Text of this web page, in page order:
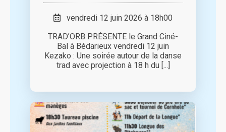
vendredi 12 juin 2026 à 18h00
TRAD’ORB PRÉSENTE le Grand Ciné-
Bal à Bédarieux vendredi 12 juin
Kezako : Une soirée autour de la danse
trad avec projection à 18 h du [...]